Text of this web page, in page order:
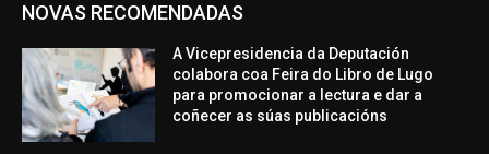
NOVAS RECOMENDADAS
A Vicepresidencia da Deputación
colabora coa Feira do Libro de Lugo
para promocionar a lectura e dar a
coñecer as súas publicacións